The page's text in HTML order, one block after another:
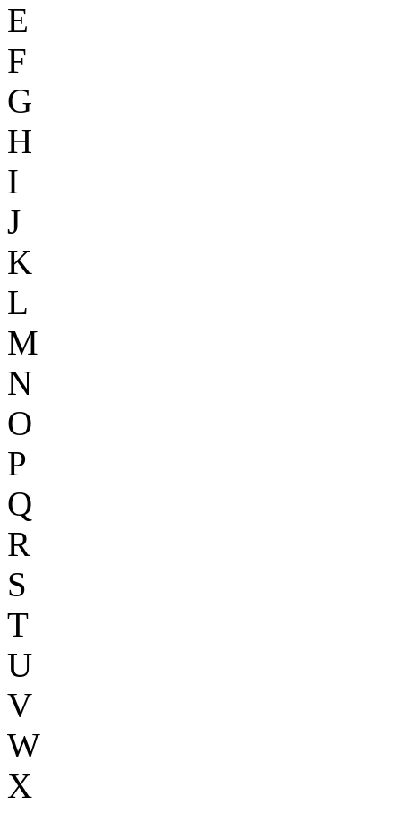
E
F
G
H
I
J
K
L
M
N
O
P
Q
R
S
T
U
V
W
X